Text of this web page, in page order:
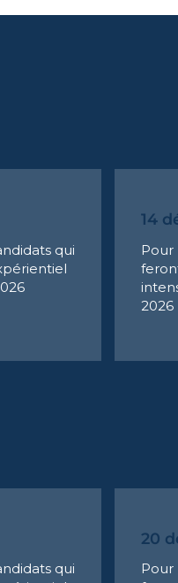
qui
14
Pour
2026
qui
20
Pour